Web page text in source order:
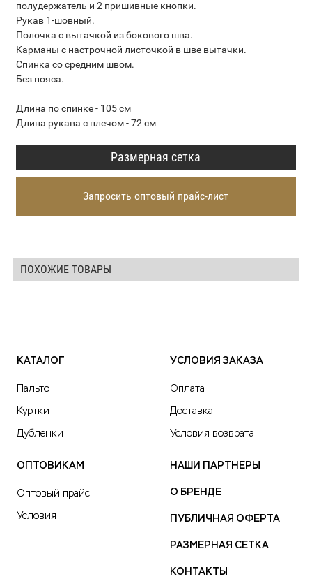
полудержатель и 2 пришивные кнопки.
Рукав 1-шовный.
Полочка с вытачкой из бокового шва.
Карманы с настрочной листочкой в шве вытачки.
Спинка со средним швом.
Без пояса.
Длина по спинке - 105 см
Длина рукава с плечом - 72 см
Размерная сетка
Запросить оптовый прайс-лист
ПОХОЖИЕ ТОВАРЫ
КАТАЛОГ
Пальто
Куртки
Дубленки
УСЛОВИЯ ЗАКАЗА
Оплата
Доставка
Условия возврата
ОПТОВИКАМ
Оптовый прайс
Условия
НАШИ ПАРТНЕРЫ
О БРЕНДЕ
ПУБЛИЧНАЯ ОФЕРТА
РАЗМЕРНАЯ СЕТКА
КОНТАКТЫ